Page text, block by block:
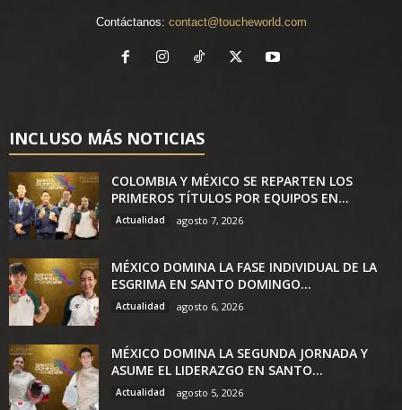
Contáctanos: contact@toucheworld.com
INCLUSO MÁS NOTICIAS
COLOMBIA Y MÉXICO SE REPARTEN LOS
PRIMEROS TÍTULOS POR EQUIPOS EN...
Actualidad agosto 7, 2026
MÉXICO DOMINA LA FASE INDIVIDUAL DE LA
ESGRIMA EN SANTO DOMINGO...
Actualidad agosto 6, 2026
MÉXICO DOMINA LA SEGUNDA JORNADA Y
ASUME EL LIDERAZGO EN SANTO...
Actualidad agosto 5, 2026